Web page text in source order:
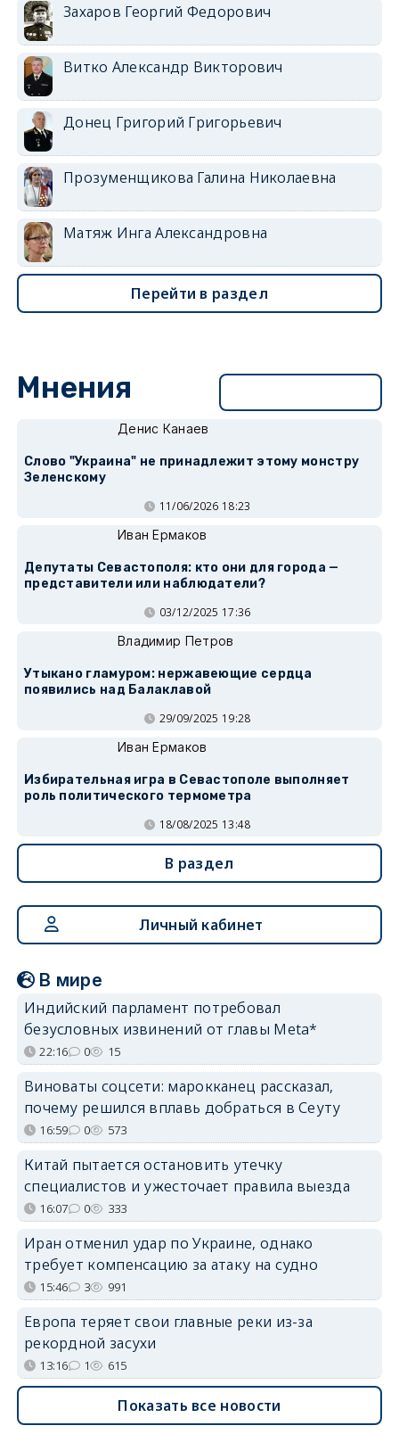
Захаров Георгий Федорович
Витко Александр Викторович
Донец Григорий Григорьевич
Прозуменщикова Галина Николаевна
Матяж Инга Александровна
Перейти в раздел
Мнения
Денис Канаев
Слово "Украина" не принадлежит этому монстру
Зеленскому
11/06/2026 18:23
Иван Ермаков
Депутаты Севастополя: кто они для города —
представители или наблюдатели?
03/12/2025 17:36
Владимир Петров
Утыкано гламуром: нержавеющие сердца
появились над Балаклавой
29/09/2025 19:28
Иван Ермаков
Избирательная игра в Севастополе выполняет
роль политического термометра
18/08/2025 13:48
В раздел
Личный кабинет
В мире
Индийский парламент потребовал
безусловных извинений от главы Meta*
22:16 0 15
Виноваты соцсети: марокканец рассказал,
почему решился вплавь добраться в Сеуту
16:59 0 573
Китай пытается остановить утечку
специалистов и ужесточает правила выезда
16:07 0 333
Иран отменил удар по Украине, однако
требует компенсацию за атаку на судно
15:46 3 991
Европа теряет свои главные реки из-за
рекордной засухи
13:16 1 615
Показать все новости